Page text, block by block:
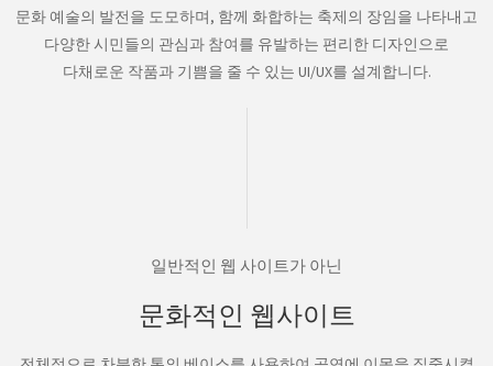
문화 예술의 발전을 도모하며, 함께 화합하는 축제의 장임을 나타내고
다양한 시민들의 관심과 참여를 유발하는 편리한 디자인으로
다채로운 작품과 기쁨을 줄 수 있는 UI/UX를 설계합니다.
일반적인 웹 사이트가 아닌
문화적인 웹사이트